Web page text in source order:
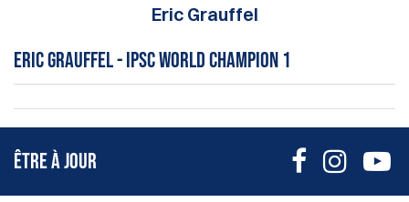
Eric Grauffel
Eric Grauffel - IPSC World Champion 1
ÊTRE À JOUR